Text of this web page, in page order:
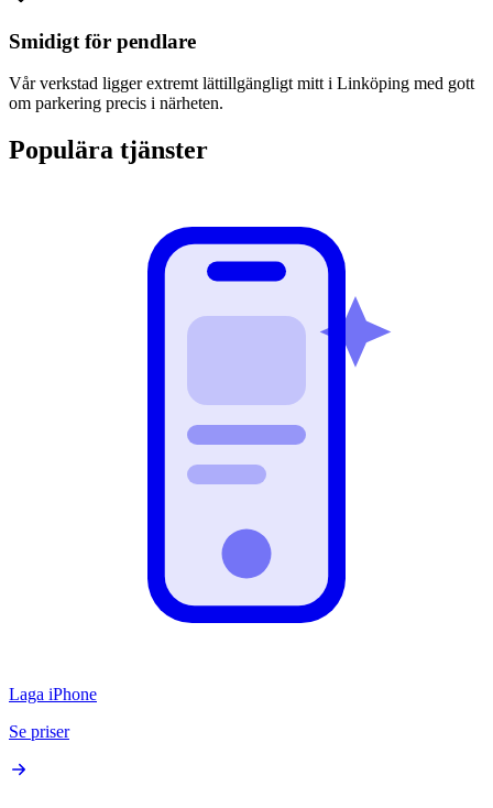
Smidigt för pendlare
Vår verkstad ligger extremt lättillgängligt mitt i Linköping med gott
om parkering precis i närheten.
Populära tjänster
Laga iPhone
Se priser